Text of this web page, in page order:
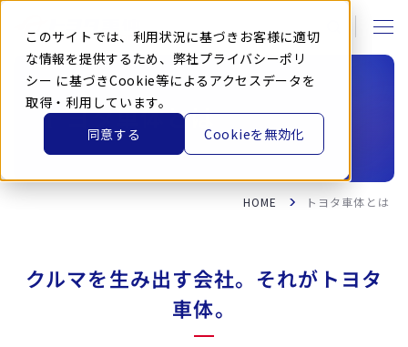
このサイトでは、利用状況に基づきお客様に適切
な情報を提供するため、弊社プライバシーポリ
シー に基づきCookie等によるアクセスデータを
取得・利用しています。
同意する
Cookieを無効化
本
トヨタ車体とは
HOME トヨタ車体とは
クルマを生み出す会社。それがトヨタ
車体。